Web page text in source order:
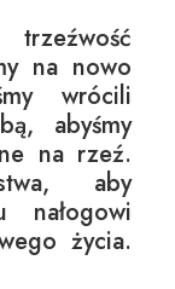
na nowo
wrócili
abyśmy
na rzeź.
aby
nałogowi
życia.